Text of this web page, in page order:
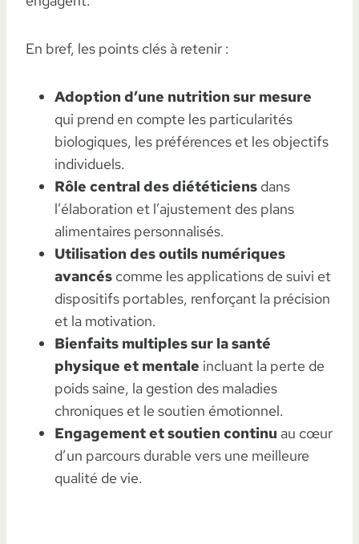
En bref, les points clés à retenir :
Adoption d’une nutrition sur mesure
qui prend en compte les particularités
biologiques, les préférences et les objectifs
individuels.
Rôle central des diététiciens dans
l’élaboration et l’ajustement des plans
alimentaires personnalisés.
Utilisation des outils numériques
avancés comme les applications de suivi et
dispositifs portables, renforçant la précision
et la motivation.
Bienfaits multiples sur la santé
physique et mentale incluant la perte de
poids saine, la gestion des maladies
chroniques et le soutien émotionnel.
Engagement et soutien continu au cœur
d’un parcours durable vers une meilleure
qualité de vie.